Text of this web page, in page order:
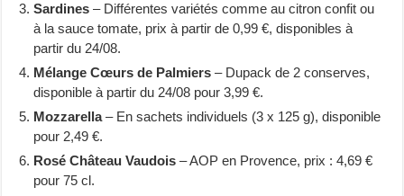
Sardines – Différentes variétés comme au citron confit ou
à la sauce tomate, prix à partir de 0,99 €, disponibles à
partir du 24/08.
Mélange Cœurs de Palmiers – Dupack de 2 conserves,
disponible à partir du 24/08 pour 3,99 €.
Mozzarella– En sachets individuels (3 x 125 g), disponible
pour 2,49 €.
Rosé Château Vaudois – AOP en Provence, prix : 4,69 €
pour 75 cl.